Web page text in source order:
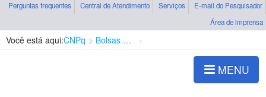
Perguntas frequentes Central de Atendimento Serviços
E-mail do Pesquisador
Área de imprensa
Você está aqui:CNPq Bolsas e Auxílios Vigentes
MENU